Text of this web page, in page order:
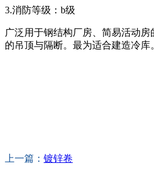
3.消防等级：b级
广泛用于钢结构厂房、简易活动
的吊顶与隔断。最为适合建造冷库
上一篇： 镀锌卷